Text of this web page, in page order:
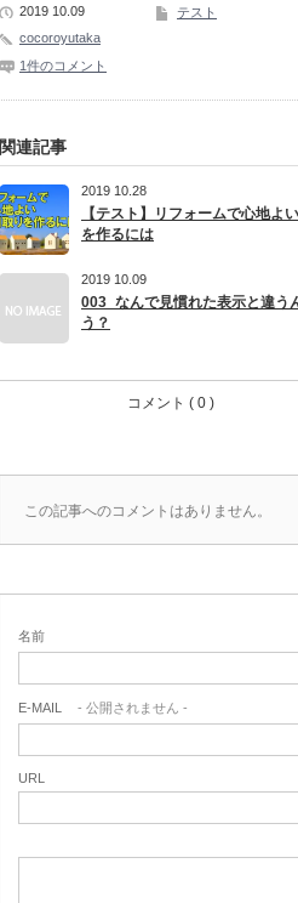
2019 10.09
cocoroyutaka
1件のコメント
テスト
関連記事
2019 10.28
【テスト】リフォームで心地よ
を作るには
2019 10.09
003_なんで見慣れた表示と違う
う？
コメント ( 0 )
この記事へのコメントはありません。
名前
E-MAIL - 公開されません -
URL